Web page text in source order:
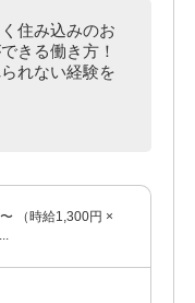
住み込みのお
きる働き方！
れない経験を
（時給1,300円 ×